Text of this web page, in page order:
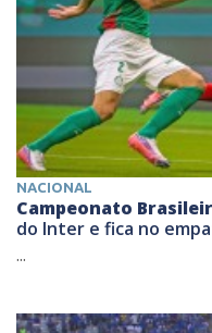
NACIONAL
Campeonato
do Inter e fica no
...